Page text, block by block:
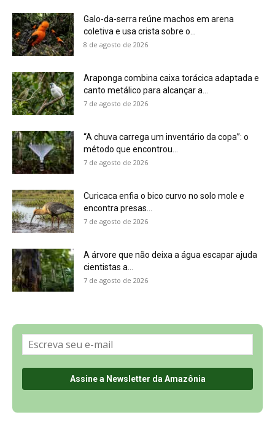
7 de agosto de 2026
7 de agosto de 2026
Política de Privacidade, LGPD e RGPD
Últimas Notícias
🌎 Español
©